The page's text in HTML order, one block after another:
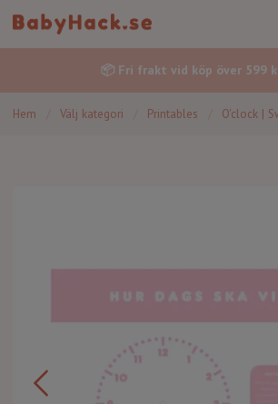
📦 Fri frakt vid köp över 599
Hem Välj kategori Printables O'clock |